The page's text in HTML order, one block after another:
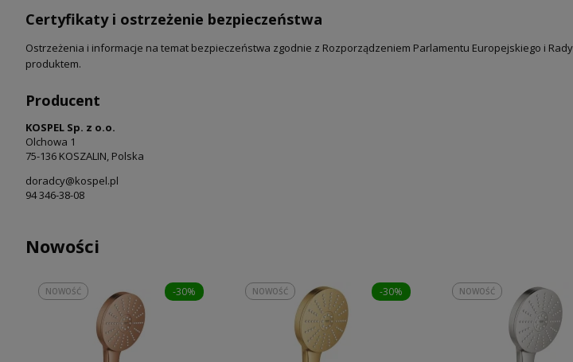
Certyfikaty i ostrzeżenie bezpieczeństwa
Ostrzeżenia i informacje na temat bezpieczeństwa zgodnie z Rozporządzeniem Parlamentu Europejskiego i
produktem.
Producent
KOSPEL Sp. z o.o.
Olchowa 1
75-136 KOSZALIN, Polska
doradcy@kospel.pl
94 346-38-08
Nowości
-30%
NOWOŚĆ -30%
NOWOŚĆ NOWOŚĆ